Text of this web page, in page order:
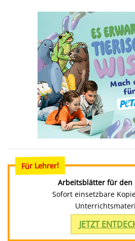
Für Lehrer!
Arbeitsblätter für den
Sofort einsetzbare
JETZT